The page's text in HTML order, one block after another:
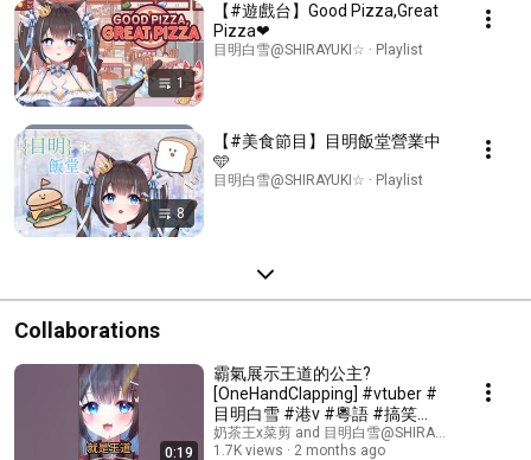
1
【#遊戲台】Good Pizza,Great
Pizza❤
目明白雪@SHIRAYUKI☆ · Playlist
8
【#美食節目】目明飯堂營業中
🩵
目明白雪@SHIRAYUKI☆ · Playlist
Collaborations
0:19
霸氣展示王道的公主?
[OneHandClapping] #vtuber #
目明白雪 #港v #粵語 #搞笑
#sodapop
奶茶王x菜剪 and 目明白雪@SHIRAYUKI☆
1.7K views
2 months ago